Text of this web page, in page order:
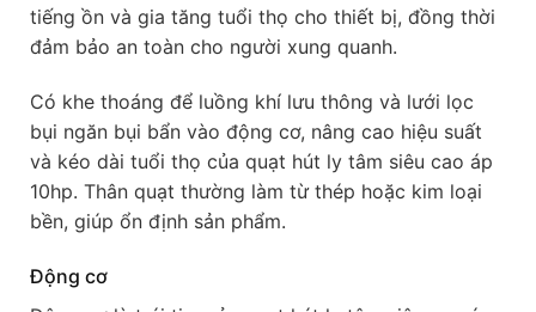
tiếng ồn và gia tăng tuổi thọ cho thiết bị, đồng thời
đảm bảo an toàn cho người xung quanh.
Có khe thoáng để luồng khí lưu thông và lưới lọc
bụi ngăn bụi bẩn vào động cơ, nâng cao hiệu suất
và kéo dài tuổi thọ của quạt hút ly tâm siêu cao áp
10hp. Thân quạt thường làm từ thép hoặc kim loại
bền, giúp ổn định sản phẩm.
Động cơ